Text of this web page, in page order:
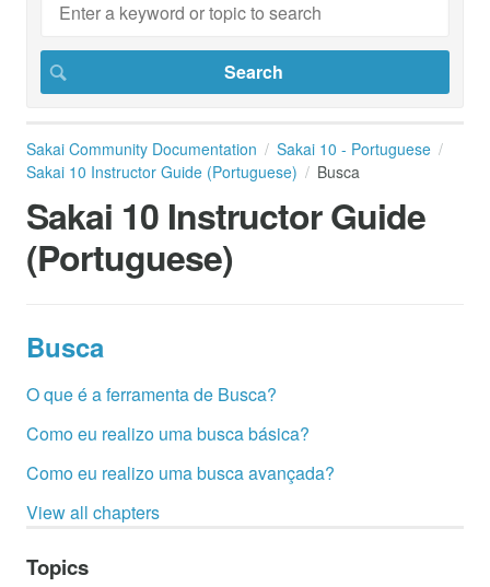
Sakai Community Documentation
Sakai 10 - Portuguese
Sakai 10 Instructor Guide (Portuguese)
Busca
Sakai 10 Instructor Guide
(Portuguese)
Busca
O que é a ferramenta de Busca?
Como eu realizo uma busca básica?
Como eu realizo uma busca avançada?
View all chapters
Topics